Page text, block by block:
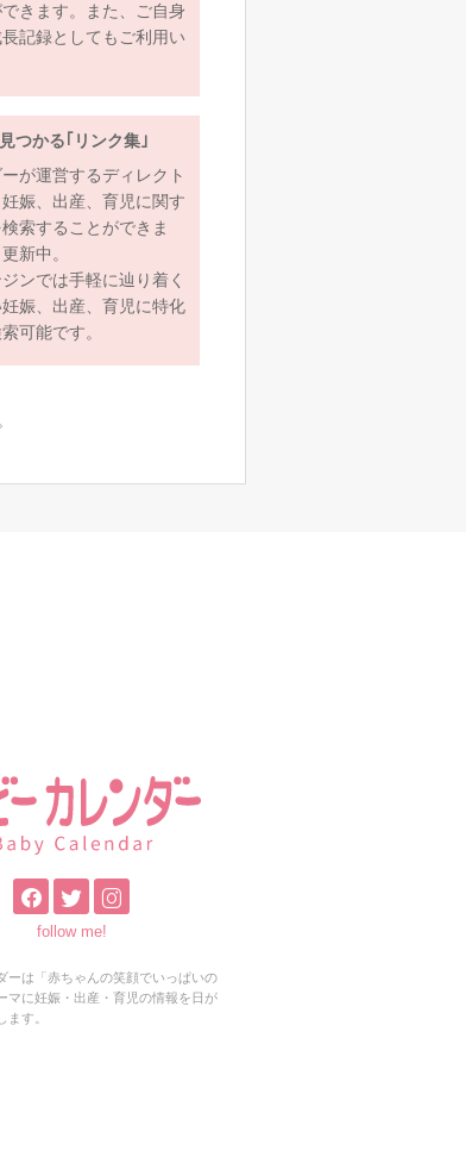
きます。また、ご自身
記録としてもご利用い
つかる｢リンク集｣
が運営するディレクト
娠、出産、育児に関す
索することができま
新中。
ンでは手軽に辿り着く
娠、出産、育児に特化
可能です。
follow me!
ーは「赤ちゃんの笑顔でいっぱいの
マに妊娠・出産・育児の情報を日が
ます。